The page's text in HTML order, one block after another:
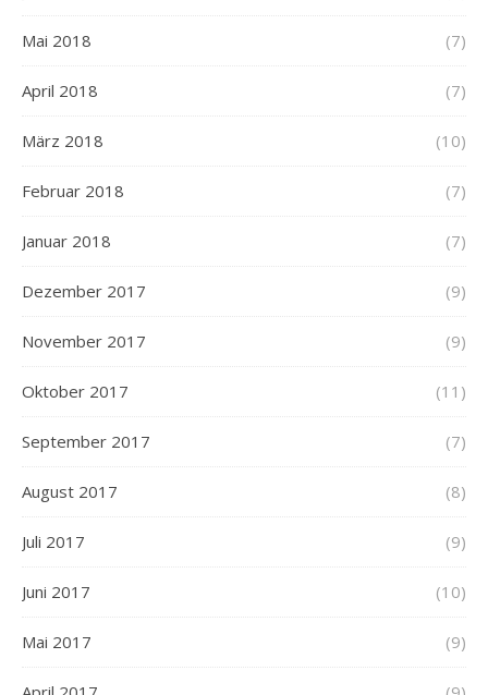
Mai 2018 (7)
April 2018 (7)
März 2018 (10)
Februar 2018 (7)
Januar 2018 (7)
Dezember 2017 (9)
November 2017 (9)
Oktober 2017 (11)
September 2017 (7)
August 2017 (8)
Juli 2017 (9)
Juni 2017 (10)
Mai 2017 (9)